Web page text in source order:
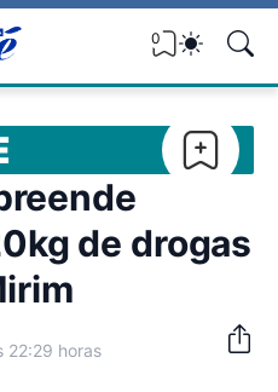
0
de drogas
22:29 horas